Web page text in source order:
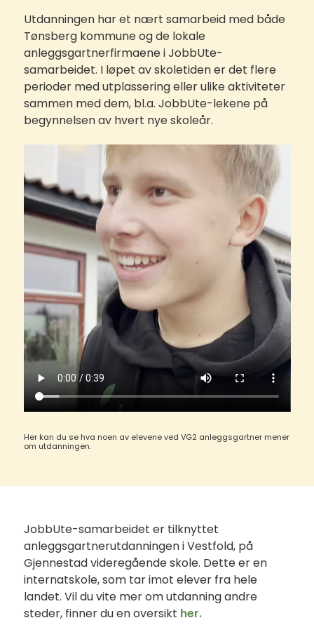
Utdanningen har et nært samarbeid med både
Tønsberg kommune og de lokale
anleggsgartnerfirmaene i JobbUte-
samarbeidet. I løpet av skoletiden er det flere
perioder med utplassering eller ulike aktiviteter
sammen med dem, bl.a. JobbUte-lekene på
begynnelsen av hvert nye skoleår.
Her kan du se hva noen av elevene ved VG2 anleggsgartner mener
om utdanningen.
JobbUte-samarbeidet er tilknyttet
anleggsgartnerutdanningen i Vestfold, på
Gjennestad videregående skole. Dette er en
internatskole, som tar imot elever fra hele
landet. Vil du vite mer om utdanning andre
steder, finner du en oversikt her.